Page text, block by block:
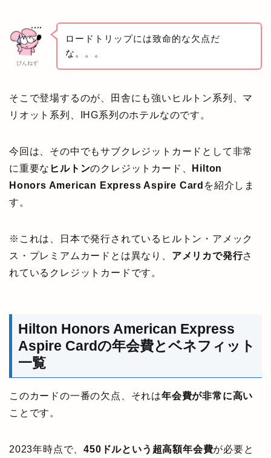
ぴんねず
ロードトリップには致命的な欠点だ
な。。。
そこで登場するのが、田舎にも強いヒルトン系列、マ
リオット系列、IHG系列のホテルなのです。
今回は、その中でもサブクレジットカードとして非常
に重要な ヒルトンのクレジットカード、
Hilton
Honors American Express Aspire Card を紹介しま
す。
※これは、日本で発行されているヒルトン・アメック
ス・プレミアムカードとは異なり、 アメリカで発行さ
れているクレジットカードです。
Hilton Honors American Express
Aspire Cardの年会費とベネフィット
一覧
このカードの一番の欠点、それは年会費が非常に高い
ことです。
2023年時点で、450ドルという超高額年会費が必要と